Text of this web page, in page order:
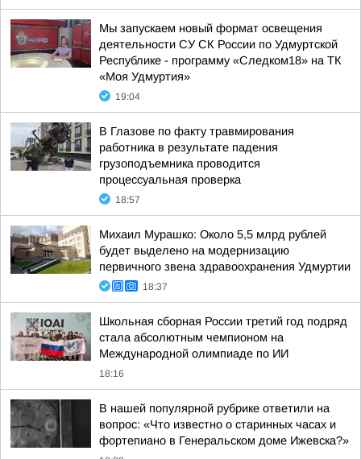
Мы запускаем новый формат освещения
деятельности СУ СК России по Удмуртской
Республике - программу «Следком18» на ТК
«Моя Удмуртия»
19:04
В Глазове по факту травмирования
работника в результате падения
грузоподъемника проводится
процессуальная проверка
18:57
Михаил Мурашко: Около 5,5 млрд рублей
будет выделено на модернизацию
первичного звена здравоохранения Удмуртии
18:37
Школьная сборная России третий год подряд
стала абсолютным чемпионом на
Международной олимпиаде по ИИ
18:16
В нашей популярной рубрике ответили на
вопрос: «Что известно о старинных часах и
фортепиано в Генеральском доме Ижевска?»